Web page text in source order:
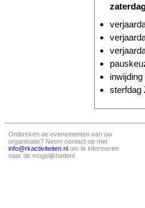
sterfdag
Ontbreken de evenementen van uw
organisatie? Neem contact op met
info@rkactiviteiten.nl om te informeren
naar de mogelijkheden!